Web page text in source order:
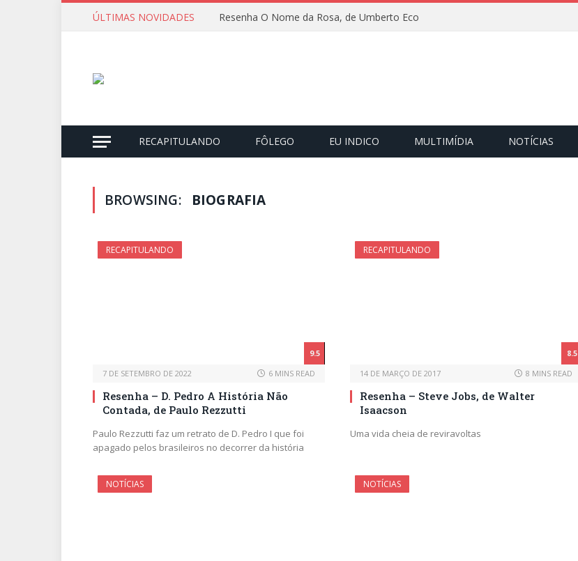
ÚLTIMAS NOVIDADES Resenha O Nome da Rosa, de Umberto Eco
RECAPITULANDO FÔLEGO EU INDICO MULTIMÍDIA NOTÍCIAS
BROWSING: BIOGRAFIA
9.5
RECAPITULANDO
7 DE SETEMBRO DE 2022 6 MINS READ
Resenha – D. Pedro A História Não
Contada, de Paulo Rezzutti
Paulo Rezzutti faz um retrato de D. Pedro I que foi
apagado pelos brasileiros no decorrer da história
8.5
RECAPITULANDO
14 DE MARÇO DE 2017 8 MINS READ
Resenha – Steve Jobs, de Walter
Isaacson
Uma vida cheia de reviravoltas
NOTÍCIAS NOTÍCIAS